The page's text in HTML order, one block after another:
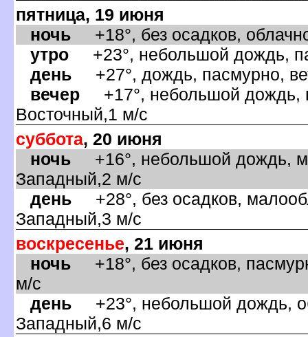
пятница, 19 июня
ночь +18°, без осадков,
утро +23°, небольшой дождь,
день +27°, дождь, пасмурно,
ечер +17°, небольшой дождь,
осточный,1 м/с
суббота, 20 июня
ночь +16°, небольшой дождь,
Западный,2 м/с
день +28°, без осадков,
Западный,3 м/с
оскресенье, 21 июня
ночь +18°, без осадков,
м/с
день +23°, небольшой дождь,
Западный,6 м/с